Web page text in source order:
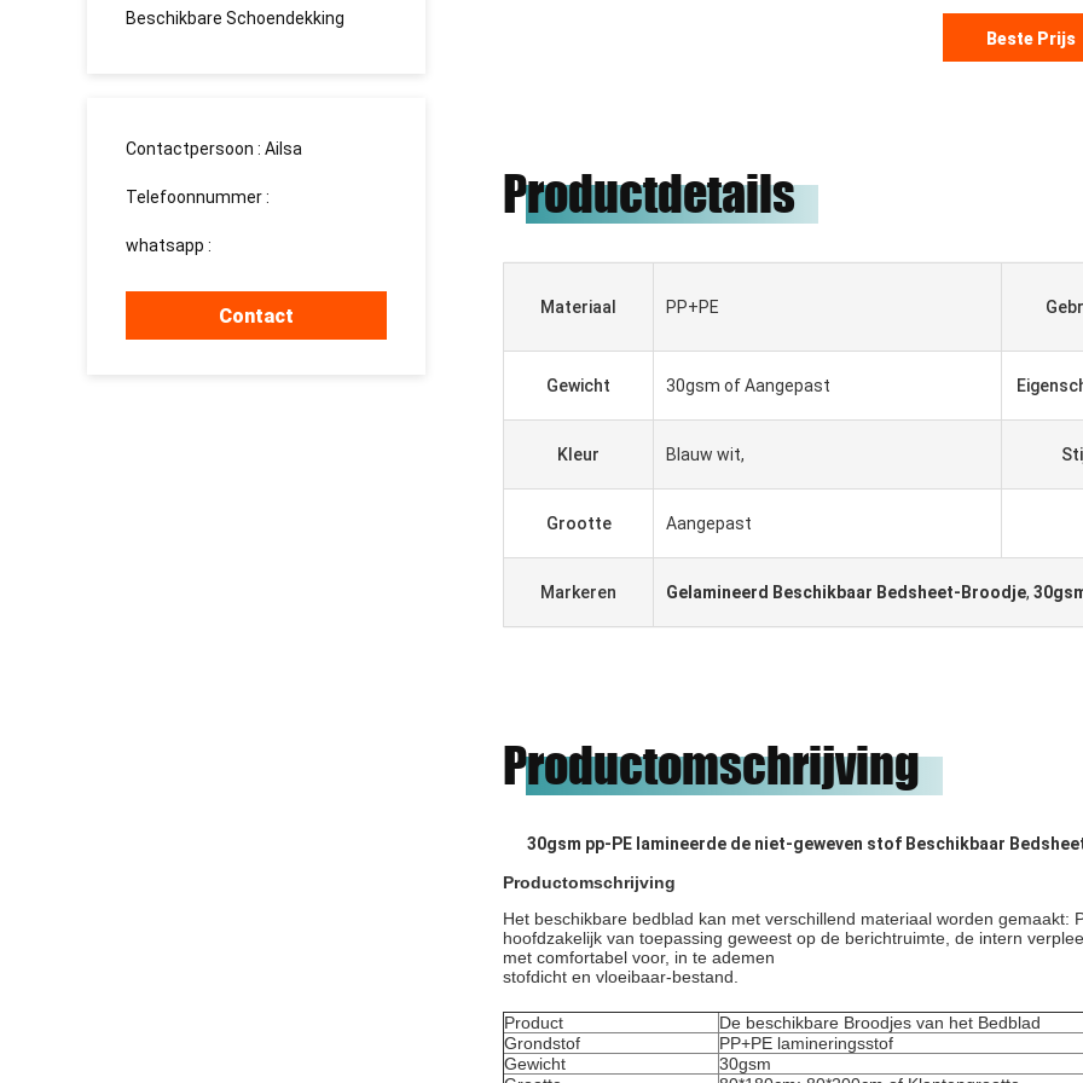
Beschikbare Schoendekking
Contactpersoon : Ailsa
Telefoonnummer :
whatsapp :
Contact
Beste Prijs
Productdetails
Materiaal PP+PE
Gewicht 30gsm of Aangepast
Kleur Blauw wit,
Grootte Aangepast
Markeren Gelamineerd Beschikbaar Bedsheet-Broodje,
Productomschrijving
30gsm pp-PE lamineerde de niet-geweven stof Beschikbaar
Productomschrijving
Het beschikbare bedblad kan met verschillend materiaal worden gemaakt:
hoofdzakelijk van toepassing geweest op de berichtruimte, de intern
met comfortabel voor, in te ademen
stofdicht en vloeibaar-bestand.
Product
De beschikbare Broodjes van het Bedblad
Grondstof
PP+PE lamineringsstof
Gewicht
30gsm